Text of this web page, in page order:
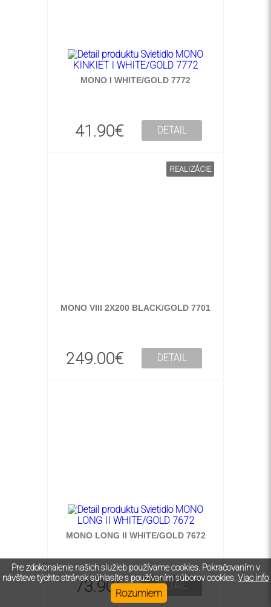
Pre zdokonalenie našich služieb používame cookies. Pokračovaním v
návšteve týchto stránok súhlasíte s používaním súborov cookies.Viac info
Rozumiem
MONO I WHITE/GOLD 7772
41.90€ DETAIL
REALIZÁCIE
MONO VIII 2X200 BLACK/GOLD 7701
249.00€ DETAIL
MONO LONG II WHITE/GOLD 7672
73.90€ DETAIL